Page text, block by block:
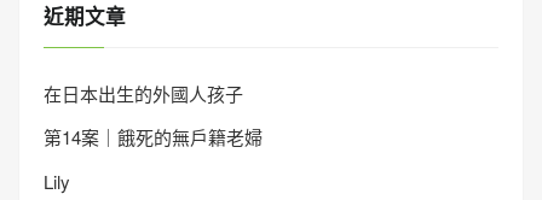
近期文章
在日本出生的外國人孩子
第14案｜餓死的無戶籍老婦
Lily